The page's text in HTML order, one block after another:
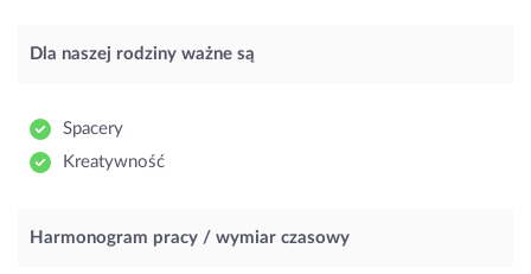
Dla naszej rodziny ważne są
Spacery
Kreatywność
Harmonogram pracy / wymiar czasowy